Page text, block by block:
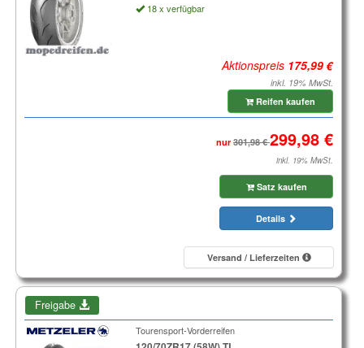
18 x verfügbar
Aktionspreis
inkl. 19% MwSt.
Reifen kaufen
nur
inkl. 19% MwSt.
Satz kaufen
Details
Versand / Lieferzeiten
Freigabe
Tourensport-Vorderreifen